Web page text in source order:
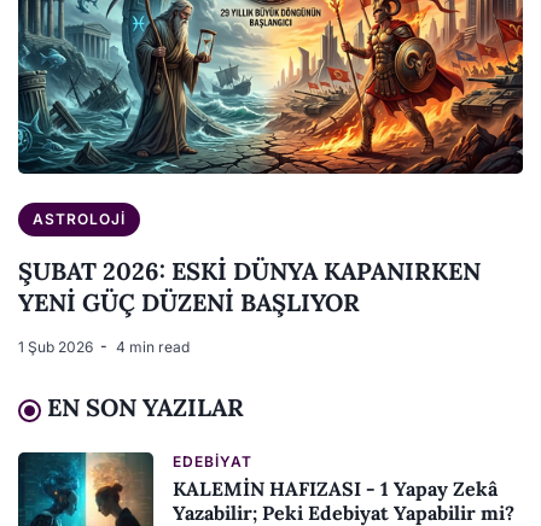
ASTROLOJI
ŞUBAT 2026: ESKİ DÜNYA KAPANIRKEN
YENİ GÜÇ DÜZENİ BAŞLIYOR
1 Şub 2026 4 min read
EN SON YAZILAR
EDEBIYAT
KALEMİN HAFIZASI - 1 Yapay Zekâ
Yazabilir; Peki Edebiyat Yapabilir mi?